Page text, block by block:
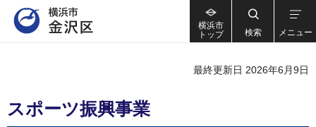
横浜市
トップ
検索 メニュー
最終更新日 2026年6月9日
スポーツ振興事業